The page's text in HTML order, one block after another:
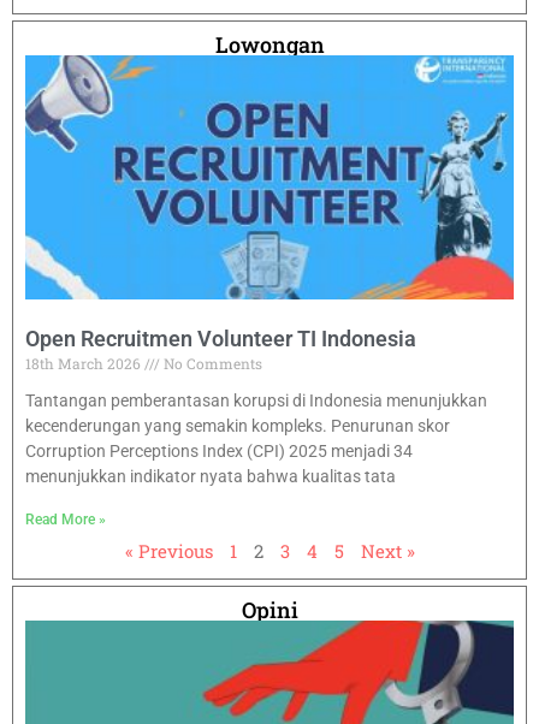
Lowongan
Open Recruitmen Volunteer TI Indonesia
18th March 2026
No Comments
Tantangan pemberantasan korupsi di Indonesia menunjukkan
kecenderungan yang semakin kompleks. Penurunan skor
Corruption Perceptions Index (CPI) 2025 menjadi 34
menunjukkan indikator nyata bahwa kualitas tata
Read More »
« Previous 1 2 3 4 5 Next »
Opini